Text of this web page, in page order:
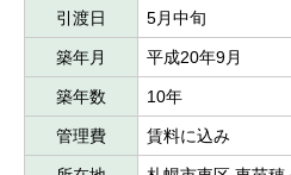
引渡日 5月中旬
築年月 平成20年9月
築年数 10年
管理費 賃料に込み